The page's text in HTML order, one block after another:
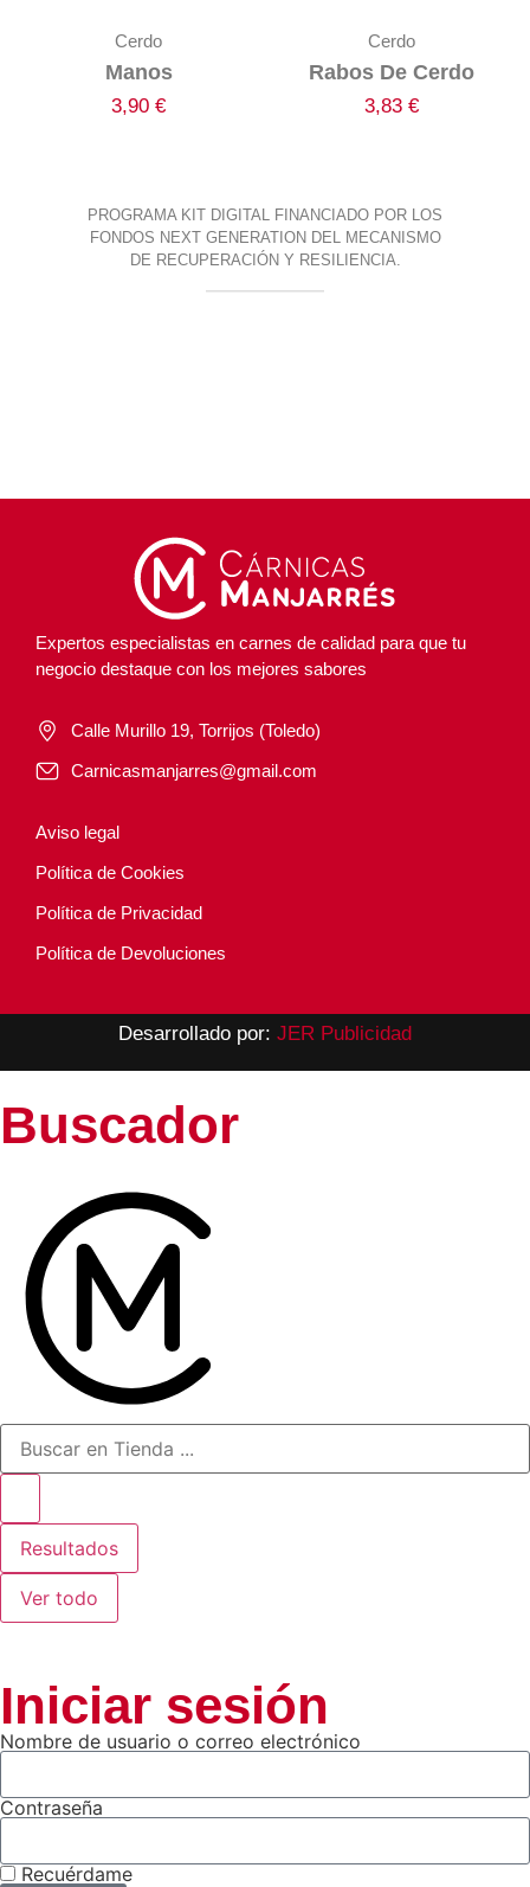
Cerdo
Manos
3,90 €
Cerdo
Rabos De Cerdo
3,83 €
PROGRAMA KIT DIGITAL FINANCIADO POR LOS
FONDOS NEXT GENERATION DEL MECANISMO
DE RECUPERACIÓN Y RESILIENCIA.
Expertos especialistas en carnes de calidad para que tu
negocio destaque con los mejores sabores
Calle Murillo 19, Torrijos (Toledo)
Carnicasmanjarres@gmail.com
Aviso legal
Política de Cookies
Política de Privacidad
Política de Devoluciones
Desarrollado por: JER Publicidad
Buscador
Resultados
Ver todo
Iniciar sesión
Nombre de usuario o correo electrónico
Contraseña
Recuérdame